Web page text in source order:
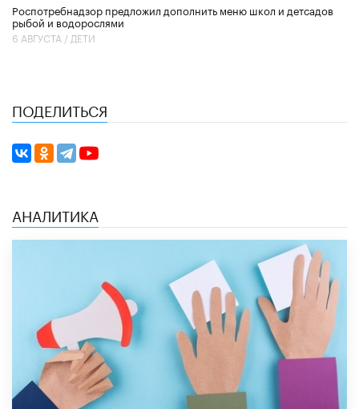
Роспотребнадзор предложил дополнить меню школ и детсадов
рыбой и водорослями
6 АВГУСТА / ДЕТИ
ПОДЕЛИТЬСЯ
АНАЛИТИКА